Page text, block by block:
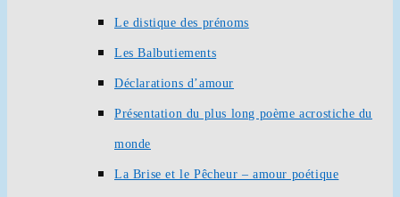
Le distique des prénoms
Les Balbutiements
Déclarations d’amour
Présentation du plus long poème acrostiche du
monde
La Brise et le Pêcheur – amour poétique